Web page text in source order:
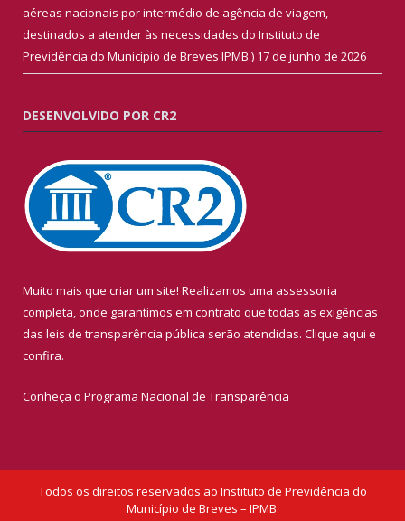
aéreas nacionais por intermédio de agência de viagem,
destinados a atender às necessidades do Instituto de
Previdência do Município de Breves IPMB.) 17 de junho de 2026
DESENVOLVIDO POR CR2
Muito mais que criar um site! Realizamos uma assessoria
completa, onde garantimos em contrato que todas as exigências
das leis de transparência pública serão atendidas. Clique aqui e
confira.
Conheça o Programa Nacional de Transparência
Todos os direitos reservados ao Instituto de Previdência do
Município de Breves – IPMB.